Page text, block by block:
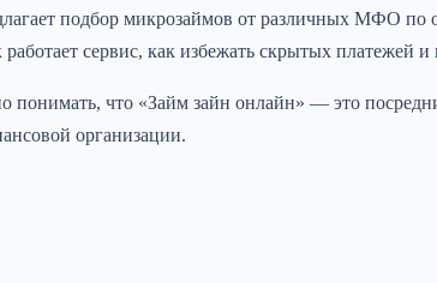
подбор микрозаймов от различных МФО по
работает сервис, как избежать скрытых платежей
понимать, что «Займ зайн онлайн» — это
организации.